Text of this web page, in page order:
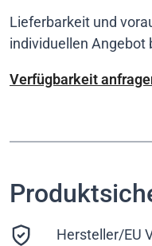
Lieferbarkeit und
individuellen Angebot
Verfügbarkeit
Hersteller/EU